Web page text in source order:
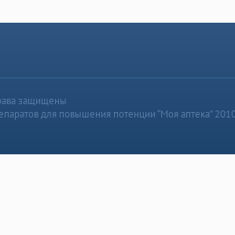
защищены
для повышения потенции “Моя аптека”